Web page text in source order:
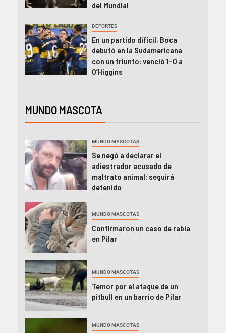
del Mundial
DEPORTES
En un partido difícil, Boca
debutó en la Sudamericana
con un triunfo: venció 1-0 a
O’Higgins
MUNDO MASCOTA
MUNDO MASCOTAS
Se negó a declarar el
adiestrador acusado de
maltrato animal: seguirá
detenido
MUNDO MASCOTAS
Confirmaron un caso de rabia
en Pilar
MUNDO MASCOTAS
Temor por el ataque de un
pitbull en un barrio de Pilar
MUNDO MASCOTAS